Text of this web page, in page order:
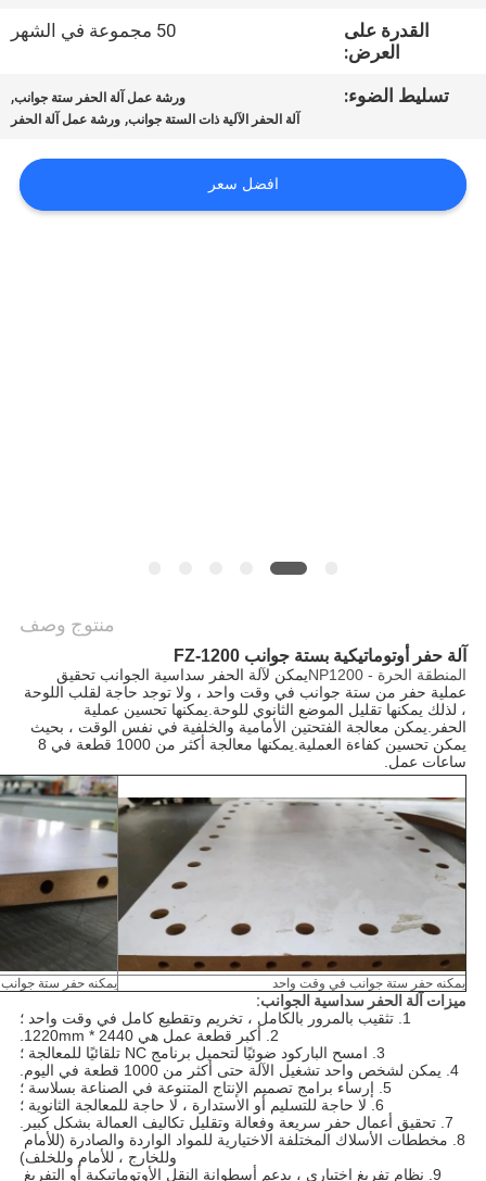
اتصل
اطلب
القدرة على
العرض:
50 مجموعة في الشهر
تسليط الضوء: ورشة عمل آلة الحفر ستة جوانب,
آلة الحفر الآلية ذات الستة جوانب, ورشة عمل آلة الحفر
افضل سعر
منتوج وصف
آلة حفر أوتوماتيكية بستة جوانب FZ-1200
المنطقة الحرة - NP1200
يمكن لآلة الحفر سداسية الجوانب تحقيق
الحفر.
يمكن تحسين كفاءة العملية.يمكنها معالجة أكثر من 1000 قطعة في 8
ساعات عمل.
يمكنه حفر ستة جوانب في وقت واحد يمكنه حفر ستة
ميزات آلة الحفر سداسية الجوانب:
1. تثقيب بالمرور بالكامل ، تخريم وتقطيع كامل في وقت واحد ؛
2. أكبر قطعة عمل هي 2440 * 1220mm.
3. امسح الباركود ضوئيًا لتحميل برنامج NC تلقائيًا للمعالجة ؛
4. يمكن لشخص واحد تشغيل الآلة حتى أكثر من 1000 قطعة في اليوم.
5. إرساء برامج تصميم الإنتاج المتنوعة في الصناعة بسلاسة ؛
6. لا حاجة للتسليم أو الاستدارة ، لا حاجة للمعالجة الثانوية ؛
7. تحقيق أعمال حفر سريعة وفعالة وتقليل تكاليف العمالة بشكل كبير.
وللخارج ، للأمام وللخلف)